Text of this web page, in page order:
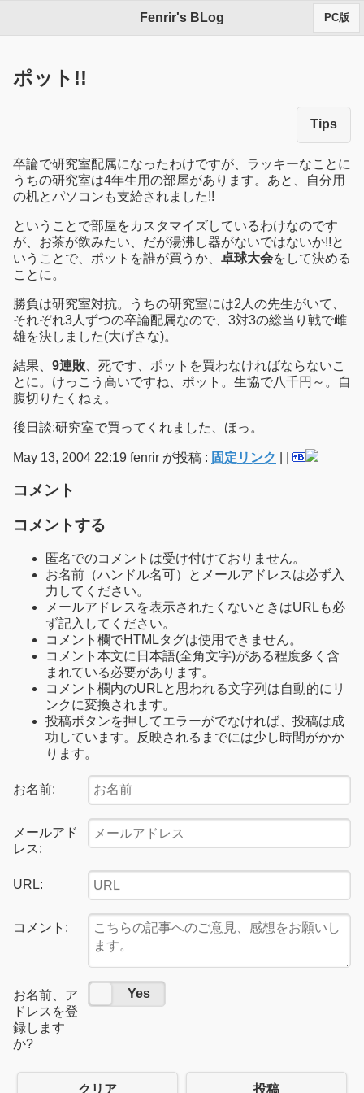
Fenrir's BLog PC版
ポット!!
Tips
卒論で研究室配属になったわけですが、ラッキーなことに
うちの研究室は4年生用の部屋があります。あと、自分用
の机とパソコンも支給されました!!
ということで部屋をカスタマイズしているわけなのです
が、お茶が飲みたい、だが湯沸し器がないではないか!!と
いうことで、ポットを誰が買うか、 卓球大会をして決める
ことに。
勝負は研究室対抗。うちの研究室には2人の先生がいて、
それぞれ3人ずつの卒論配属なので、3対3の総当り戦で雌
雄を決しました(大げさな)。
結果、 9連敗 、死です、ポットを買わなければならないこ
とに。けっこう高いですね、ポット。生協で八千円～。自
腹切りたくねぇ。
後日談:研究室で買ってくれました、ほっ。
May 13, 2004 22:19 fenrir が投稿 : 固定リンク
コメント
コメントする
匿名でのコメントは受け付けておりません。
お名前（ハンドル名可）とメールアドレスは必ず入
力してください。
メールアドレスを表示されたくないときはURLも必
ず記入してください。
コメント欄でHTMLタグは使用できません。
コメント本文に日本語(全角文字)がある程度多く含
まれている必要があります。
コメント欄内のURLと思われる文字列は自動的にリ
ンクに変換されます。
投稿ボタンを押してエラーがでなければ、投稿は成
功しています。反映されるまでには少し時間がかか
ります。
お名前:
メールアド
レス:
URL:
コメント:
お名前、ア
ドレスを登
録します
か?
No Yes
クリア 投稿